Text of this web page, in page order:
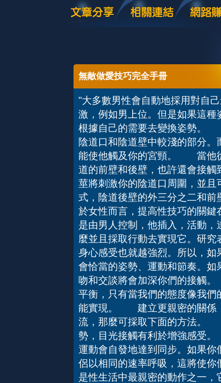
無敵做愛技巧完全手冊
"大多數男性會自動地採用對自
激，例如男上位。但是如果這
根據自己的需要去變換姿勢。
陰道口和陰道壁中較淺的部分
能使他觸及你的宮頸。 當他
道的前壁和後壁，也許還會接
莖將刺激你的陰道口周圍，並
式，陰道後壁的外三分之二和
於女性而言，提高性技巧的關
是由男人控制，他插入，活動
麼並且採取行動去實現它。研
身心感受也就越強烈。所以，
會恰當的姿勢、運動和節奏。
吻和交談將會加深你們的接觸
平衡，只有當我們的態度像我
能實現。 建立更親密的關係
流，那麼可採取下面的方法。
勢，目光接觸有利於增強感受
運動會自發地達到同步。如果
侶以相同的速率呼吸，這將使
是性生活中最親密的動作之一